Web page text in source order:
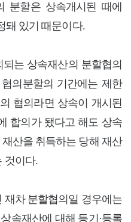
분할은 상속개시된 때에
돼 있기 때문이다.
는 상속재산의 분할협의
의분할의 기간에는 제한
협의라면 상속이 개시된
합의가 됐다고 해도 상속
산을 취득하는 당해 재산
것이다.
재차 분할협의일 경우에는
속재산에 대해 등기·등록